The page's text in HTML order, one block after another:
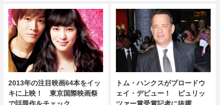
2013年の注目映画64本をイッ
キに上映！ 東京国際映画祭
トム・ハンクスがブロードウ
ェイ・デビュー！ ピュリッ